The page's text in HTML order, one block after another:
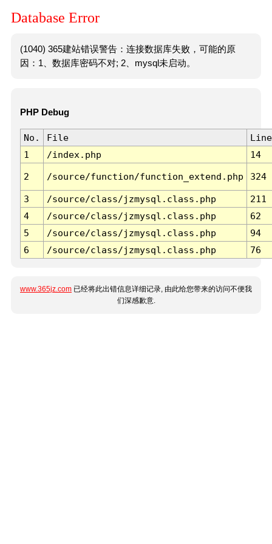
Database Error
(1040) 365建站错误警告：连接数据库失败，可能的原
因：1、数据库密码不对; 2、mysql未启动。
PHP Debug
No. File
Line
1
/index.php 14
2 /source/function/function_extend.php 324
3 /source/class/jzmysql.class.php
211
4
/source/class/jzmysql.class.php
62
5
/source/class/jzmysql.class.php
94
6
/source/class/jzmysql.class.php 76
www.365jz.com 已经将此出错信息详细记录, 由此给您带来的访问不便我
们深感歉意.